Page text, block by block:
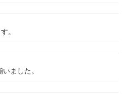
。
ました。